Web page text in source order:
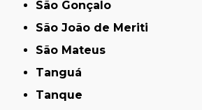
São Gonçalo
São João de Meriti
São Mateus
Tanguá
Tanque